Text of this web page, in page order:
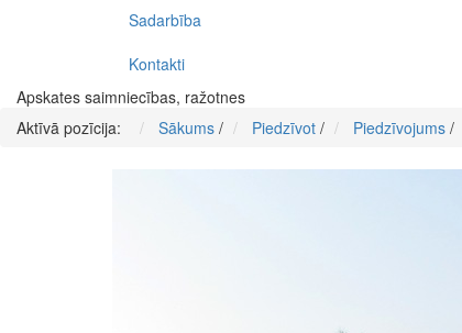
Sadarbība
Kontakti
Apskates saimniecības, ražotnes
Aktīvā pozīcija:
Sākums / Piedzīvot / Piedzīvojums /